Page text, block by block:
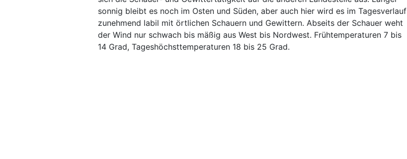
sonnig bleibt es noch im Osten und Süden, aber auch hier wird es im Tagesverlauf
zunehmend labil mit örtlichen Schauern und Gewittern. Abseits der Schauer weht
der Wind nur schwach bis mäßig aus West bis Nordwest. Frühtemperaturen 7 bis
14 Grad, Tageshöchsttemperaturen 18 bis 25 Grad.